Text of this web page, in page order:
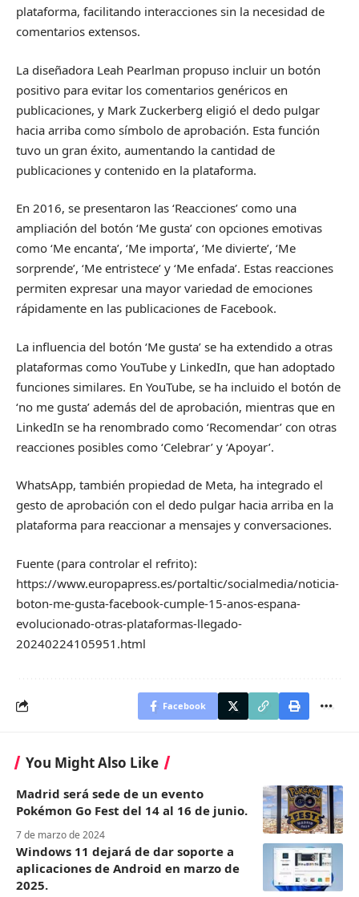
plataforma, facilitando interacciones sin la necesidad de
comentarios extensos.
La diseñadora Leah Pearlman propuso incluir un botón
positivo para evitar los comentarios genéricos en
publicaciones, y Mark Zuckerberg eligió el dedo pulgar
hacia arriba como símbolo de aprobación. Esta función
tuvo un gran éxito, aumentando la cantidad de
publicaciones y contenido en la plataforma.
En 2016, se presentaron las ‘Reacciones’ como una
ampliación del botón ‘Me gusta’ con opciones emotivas
como ‘Me encanta’, ‘Me importa’, ‘Me divierte’, ‘Me
sorprende’, ‘Me entristece’ y ‘Me enfada’. Estas reacciones
permiten expresar una mayor variedad de emociones
rápidamente en las publicaciones de Facebook.
La influencia del botón ‘Me gusta’ se ha extendido a otras
plataformas como YouTube y LinkedIn, que han adoptado
funciones similares. En YouTube, se ha incluido el botón de
‘no me gusta’ además del de aprobación, mientras que en
LinkedIn se ha renombrado como ‘Recomendar’ con otras
reacciones posibles como ‘Celebrar’ y ‘Apoyar’.
WhatsApp, también propiedad de Meta, ha integrado el
gesto de aprobación con el dedo pulgar hacia arriba en la
plataforma para reaccionar a mensajes y conversaciones.
Fuente (para controlar el refrito):
https://www.europapress.es/portaltic/socialmedia/noticia-
boton-me-gusta-facebook-cumple-15-anos-espana-
evolucionado-otras-plataformas-llegado-
20240224105951.html
Facebook
You Might Also Like
Madrid será sede de un evento
Pokémon Go Fest del 14 al 16 de junio.
7 de marzo de 2024
Windows 11 dejará de dar soporte a
aplicaciones de Android en marzo de
2025.